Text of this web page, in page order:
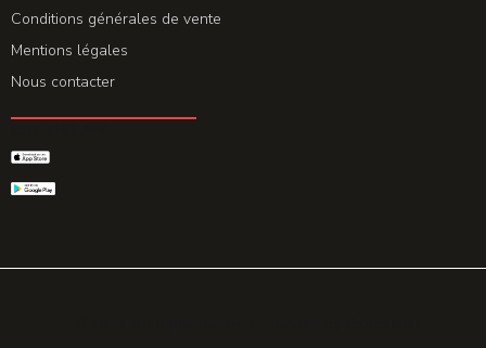
Conditions générales de vente
Mentions légales
Nous contacter